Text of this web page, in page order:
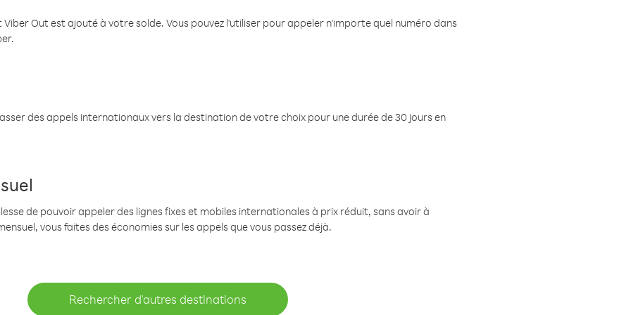
Out est ajouté à votre solde. Vous pouvez l'utiliser pour appeler n'importe quel numéro dans
des appels internationaux vers la destination de votre choix pour une durée de 30 jours en
de pouvoir appeler des lignes fixes et mobiles internationales à prix réduit, sans avoir à
vous faites des économies sur les appels que vous passez déjà.
Rechercher d'autres destinations